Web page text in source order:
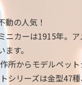
動の人気！
ニカーは1915年。
す。
所からモデルペッ
シリーズは金型47